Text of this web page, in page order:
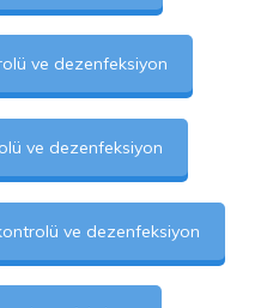
ve dezenfeksiyon
ve dezenfeksiyon
ve dezenfeksiyon